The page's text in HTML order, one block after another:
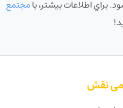
براي اطلاعات بيشتر، بامجتمع
نقش